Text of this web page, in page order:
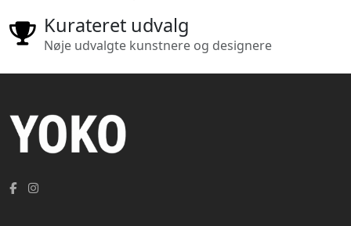
Kurateret udvalg
Nøje udvalgte kunstnere og designere